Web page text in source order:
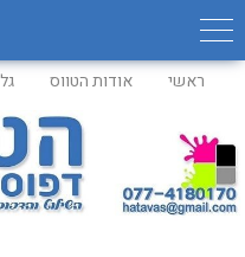
ראשי אודות הטווס